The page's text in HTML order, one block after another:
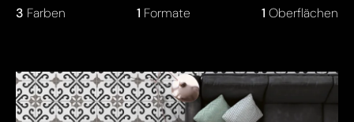
3 Farben 1 Formate 1 Oberflächen